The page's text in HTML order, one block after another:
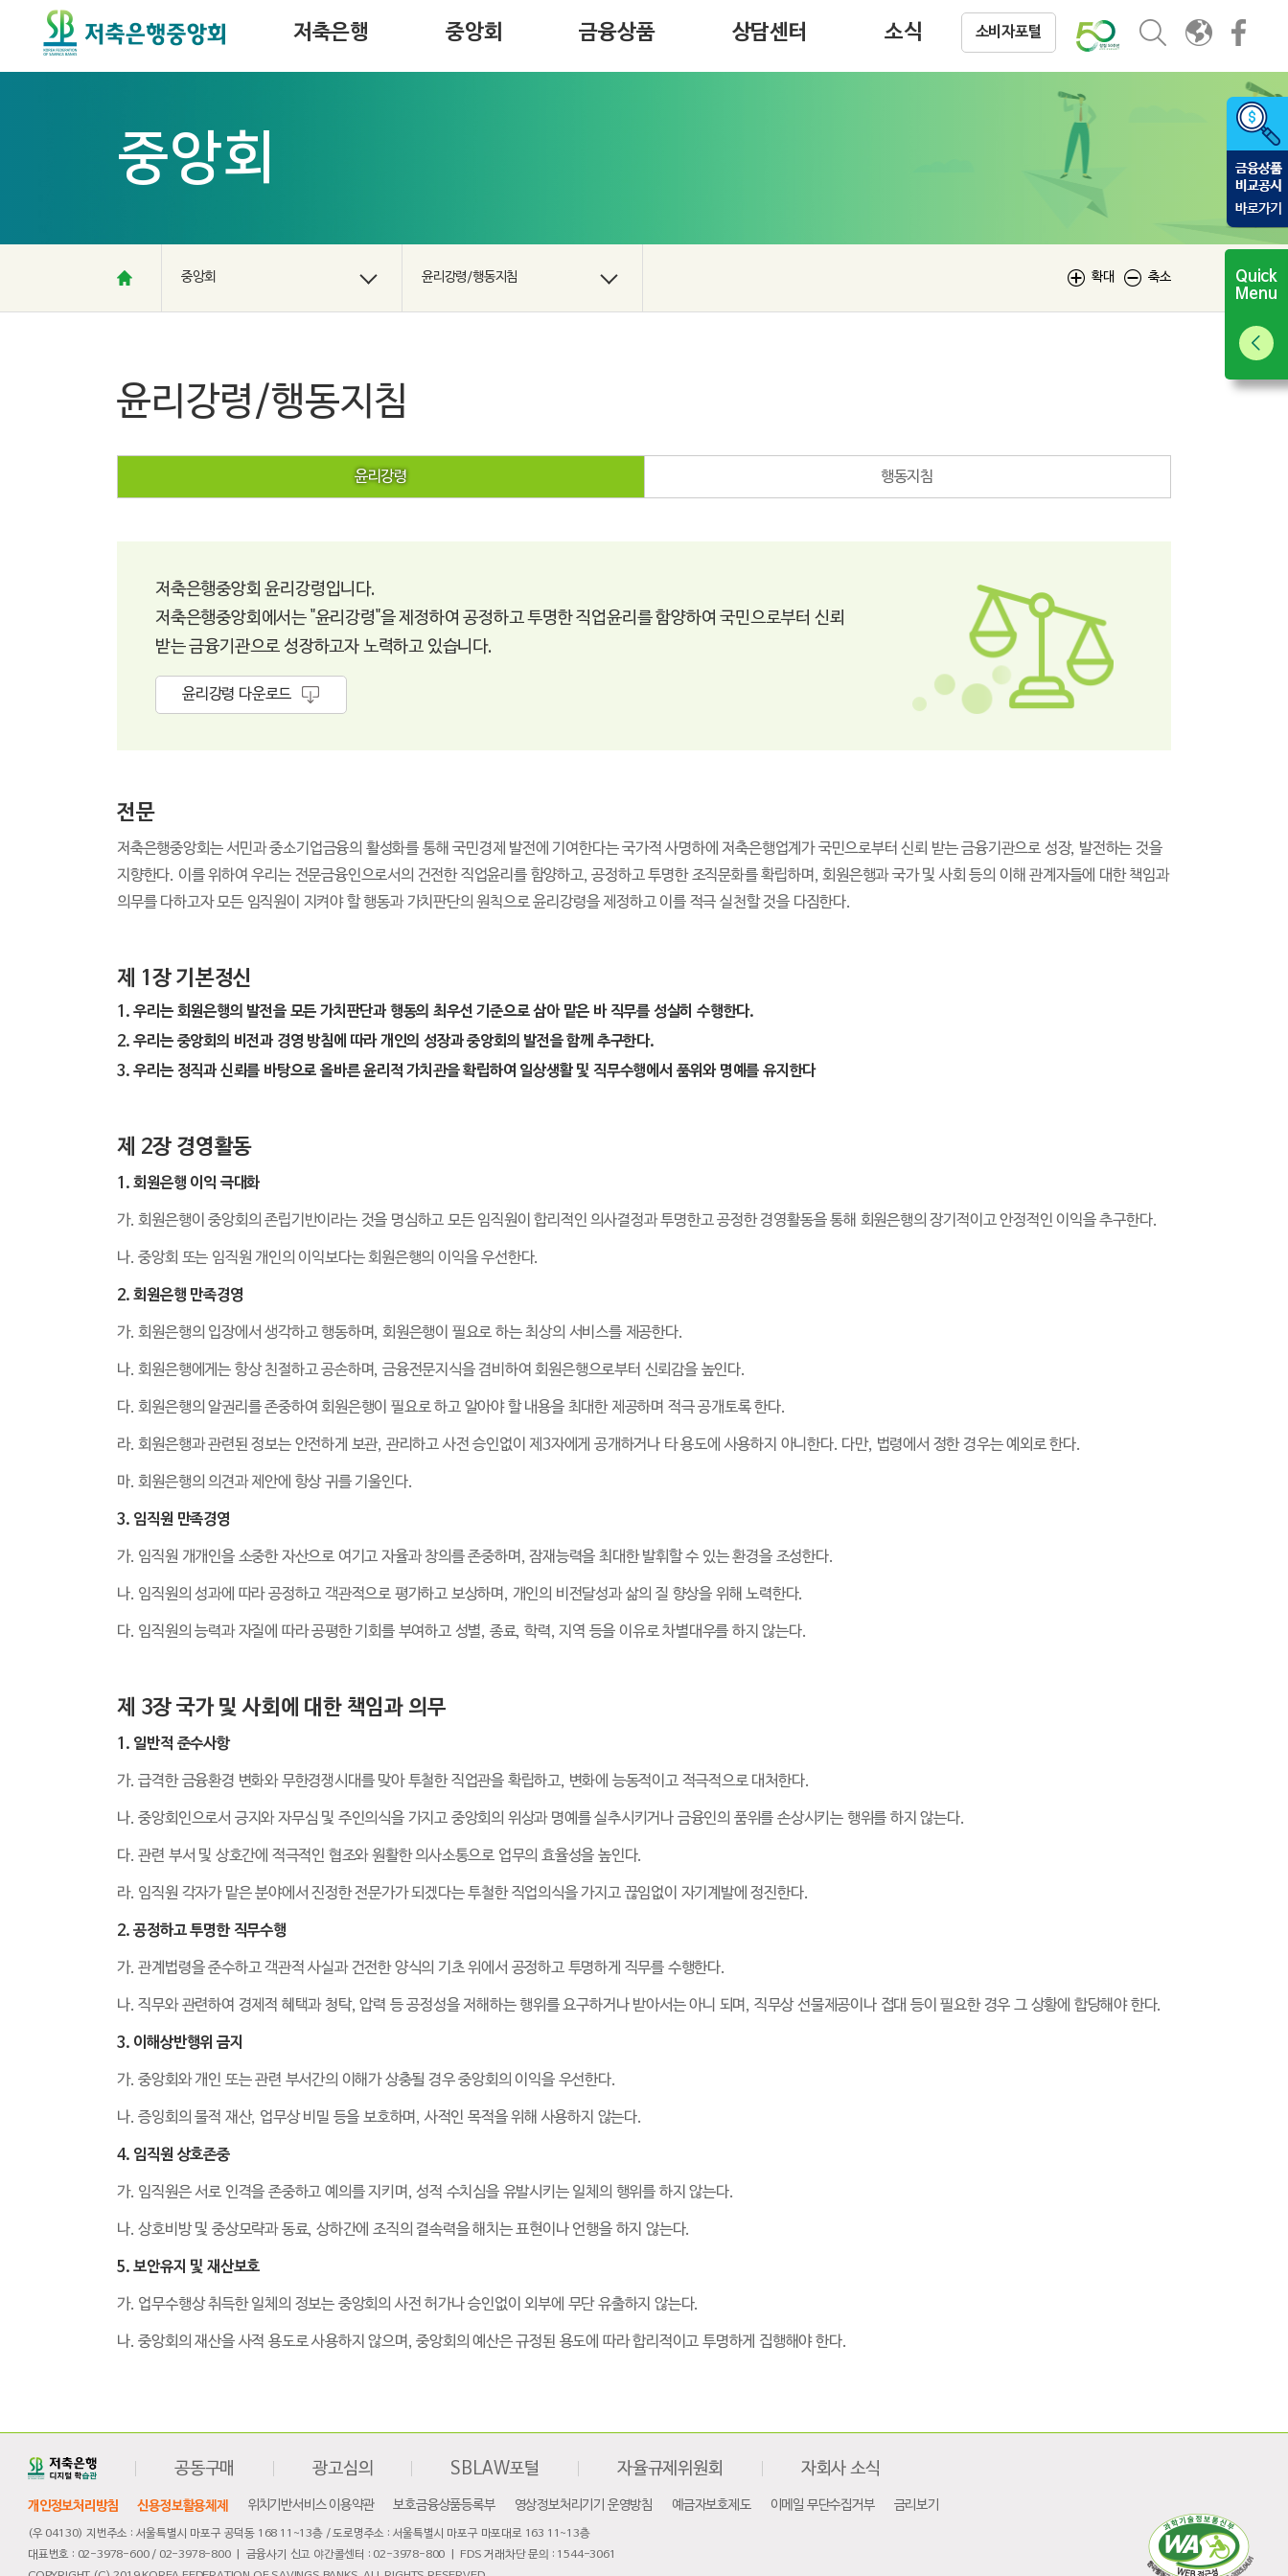
저축은행 중앙회 금융상품 상담센터 소식
소비자포털
Quick
Menu
중앙회
중앙회 윤리강령/행동지침 확대 축소
윤리강령/행동지침
윤리강령 행동지침
저축은행중앙회 윤리강령입니다.
저축은행중앙회에서는 "윤리강령"을 제정하여 공정하고 투명한 직업윤리를 함양하여 국민으로부터 신뢰
받는 금융기관으로 성장하고자 노력하고 있습니다.
윤리강령 다운로드
전문
저축은행중앙회는 서민과 중소기업금융의 활성화를 통해 국민경제 발전에 기여한다는 국가적 사명하에 저축은행업계가 국민으로부터 신뢰 받는 금융기관으로 성장, 발전하는 것을
지향한다. 이를 위하여 우리는 전문금융인으로서의 건전한 직업윤리를 함양하고, 공정하고 투명한 조직문화를 확립하며, 회원은행과 국가 및 사회 등의 이해 관계자들에 대한 책임과
의무를 다하고자 모든 임직원이 지켜야 할 행동과 가치판단의 원칙으로 윤리강령을 제정하고 이를 적극 실천할 것을 다짐한다.
제 1장 기본정신
1. 우리는 회원은행의 발전을 모든 가치판단과 행동의 최우선 기준으로 삼아 맡은 바 직무를 성실히 수행한다.
2. 우리는 중앙회의 비전과 경영 방침에 따라 개인의 성장과 중앙회의 발전을 함께 추구한다.
3. 우리는 정직과 신뢰를 바탕으로 올바른 윤리적 가치관을 확립하여 일상생활 및 직무수행에서 품위와 명예를 유지한다
제 2장 경영활동
1. 회원은행 이익 극대화
가. 회원은행이 중앙회의 존립기반이라는 것을 명심하고 모든 임직원이 합리적인 의사결정과 투명한고 공정한 경영활동을 통해 회원은행의 장기적이고 안정적인 이익을 추구한다.
나. 중앙회 또는 임직원 개인의 이익보다는 회원은행의 이익을 우선한다.
2. 회원은행 만족경영
가. 회원은행의 입장에서 생각하고 행동하며, 회원은행이 필요로 하는 최상의 서비스를 제공한다.
나. 회원은행에게는 항상 친절하고 공손하며, 금융전문지식을 겸비하여 회원은행으로부터 신뢰감을 높인다.
다. 회원은행의 알권리를 존중하여 회원은행이 필요로 하고 알아야 할 내용을 최대한 제공하며 적극 공개토록 한다.
라. 회원은행과 관련된 정보는 안전하게 보관, 관리하고 사전 승인없이 제3자에게 공개하거나 타 용도에 사용하지 아니한다. 다만, 법령에서 정한 경우는 예외로 한다.
마. 회원은행의 의견과 제안에 항상 귀를 기울인다.
3. 임직원 만족경영
가. 임직원 개개인을 소중한 자산으로 여기고 자율과 창의를 존중하며, 잠재능력을 최대한 발휘할 수 있는 환경을 조성한다.
나. 임직원의 성과에 따라 공정하고 객관적으로 평가하고 보상하며, 개인의 비전달성과 삶의 질 향상을 위해 노력한다.
다. 임직원의 능력과 자질에 따라 공평한 기회를 부여하고 성별, 종료, 학력, 지역 등을 이유로 차별대우를 하지 않는다.
제 3장 국가 및 사회에 대한 책임과 의무
1. 일반적 준수사항
가. 급격한 금융환경 변화와 무한경쟁시대를 맞아 투철한 직업관을 확립하고, 변화에 능동적이고 적극적으로 대처한다.
나. 중앙회인으로서 긍지와 자무심 및 주인의식을 가지고 중앙회의 위상과 명예를 실추시키거나 금융인의 품위를 손상시키는 행위를 하지 않는다.
다. 관련 부서 및 상호간에 적극적인 협조와 원활한 의사소통으로 업무의 효율성을 높인다.
라. 임직원 각자가 맡은 분야에서 진정한 전문가가 되겠다는 투철한 직업의식을 가지고 끊임없이 자기계발에 정진한다.
2. 공정하고 투명한 직무수행
가. 관계법령을 준수하고 객관적 사실과 건전한 양식의 기초 위에서 공정하고 투명하게 직무를 수행한다.
나. 직무와 관련하여 경제적 혜택과 청탁, 압력 등 공정성을 저해하는 행위를 요구하거나 받아서는 아니 되며, 직무상 선물제공이나 접대 등이 필요한 경우 그 상황에 합당해야 한다.
3. 이해상반행위 금지
가. 중앙회와 개인 또는 관련 부서간의 이해가 상충될 경우 중앙회의 이익을 우선한다.
나. 증잉회의 물적 재산, 업무상 비밀 등을 보호하며, 사적인 목적을 위해 사용하지 않는다.
4. 임직원 상호존중
가. 임직원은 서로 인격을 존중하고 예의를 지키며, 성적 수치심을 유발시키는 일체의 행위를 하지 않는다.
나. 상호비방 및 중상모략과 동료, 상하간에 조직의 결속력을 해치는 표현이나 언행을 하지 않는다.
5. 보안유지 및 재산보호
가. 업무수행상 취득한 일체의 정보는 중앙회의 사전 허가나 승인없이 외부에 무단 유출하지 않는다.
나. 중앙회의 재산을 사적 용도로 사용하지 않으며, 중앙회의 예산은 규정된 용도에 따라 합리적이고 투명하게 집행해야 한다.
공동구매 광고심의 SBLAW포털 자율규제위원회 자회사 소식
개인정보처리방침 신용정보활용체제 위치기반서비스 이용약관 보호금융상품등록부 영상정보처리기기 운영방침 예금자보호제도 이메일 무단수집거부 금리보기
(우 04130) 지번주소 : 서울특별시 마포구 공덕동 168 11~13층 / 도로명주소 : 서울특별시 마포구 마포대로 163 11~13층
대표번호 : 02-3978-600 / 02-3978-800 | 금융사기 신고 야간콜센터 : 02-3978-800 | FDS 거래차단 문의 : 1544-3061